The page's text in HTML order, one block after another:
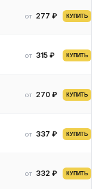
от 277 ₽ КУПИТЬ
от 315 ₽ КУПИТЬ
от 270 ₽ КУПИТЬ
от 337 ₽ КУПИТЬ
от 332 ₽ КУПИТЬ